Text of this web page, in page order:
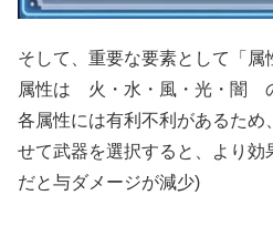
そして、重要な要素として「属
属性は 火・水・風・光・闇
各属性には有利不利があるため
せて武器を選択すると、より効
だと与ダメージが減少)